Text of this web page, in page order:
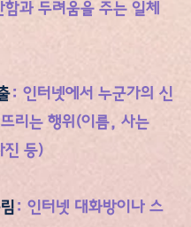
과 두려움을 주는 일체
: 인터넷에서 누군가의 신
리는 행위(이름, 사는
진 등)
: 인터넷 대화방이나 스